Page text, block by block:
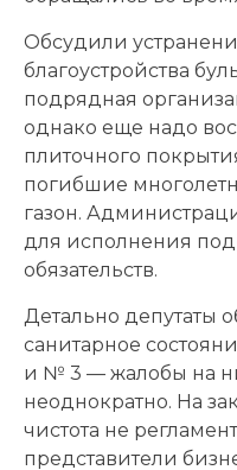
Обсудили
благоустройства
подрядная
однако еще надо
плиточного
погибшие
газон.
для исполнения
обязательств.
Детально депутаты
санитарное
и № 3 — жалобы на
неоднократно. На
чистота не
представители